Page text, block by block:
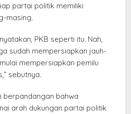
partai politik memiliki
masing.
PKB seperti itu. Nah,
sudah mempersiapkan jauh-
mempersiapkan pemilu
sebutnya.
berpandangan bahwa
arah dukungan partai politik